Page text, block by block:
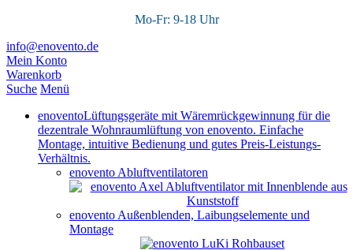
Mo-Fr: 9-18 Uhr
info@enovento.de
Mein Konto
Warenkorb
Suche Menü
enoventoLüftungsgeräte mit Wäremrückgewinnung für die
dezentrale Wohnraumlüftung von enovento. Einfache
Montage, intuitive Bedienung und gutes Preis-Leistungs-
Verhältnis.
enovento Abluftventilatoren
enovento Außenblenden, Laibungselemente und
Montage